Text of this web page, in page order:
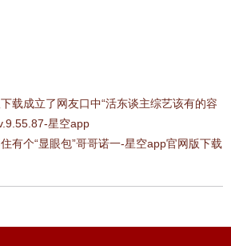
载成立了网友口中“活东谈主综艺该有的容
星空app
有个“显眼包”哥哥诺一-星空app官网版下载